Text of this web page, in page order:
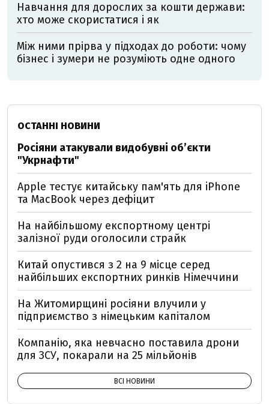
Навчання для дорослих за кошти держави:
хто може скористатися і як
Між ними прірва у підходах до роботи: чому
бізнес і зумери не розуміють одне одного
ОСТАННІ НОВИНИ
Росіяни атакували видобувні обʼєкти
"Укрнафти"
Apple тестує китайську пам'ять для iPhone
та MacBook через дефіцит
На найбільшому експортному центрі
залізної руди оголосили страйк
Китай опустився з 2 на 9 місце серед
найбільших експортних ринків Німеччини
На Житомирщині росіяни влучили у
підприємство з німецьким капіталом
Компанію, яка невчасно поставила дрони
для ЗСУ, покарали на 25 мільйонів
ВСІ НОВИНИ